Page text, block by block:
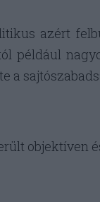
azért
például
a
objektíven